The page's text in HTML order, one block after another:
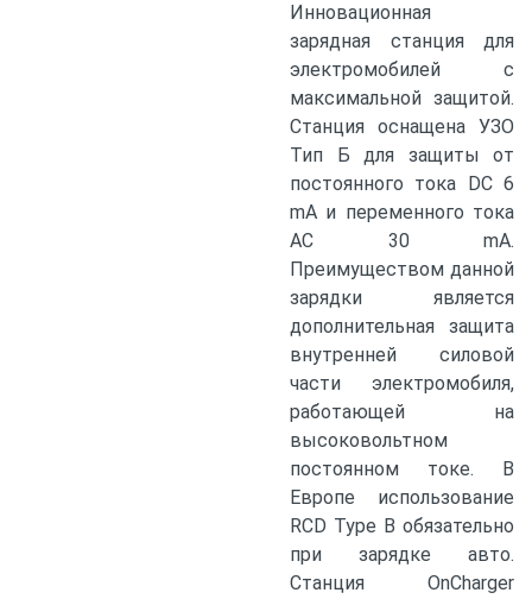
Инновационная
зарядная станция для
электромобилей с
максимальной защитой.
Станция оснащена УЗО
Тип Б для защиты от
постоянного тока DC 6
mA и переменного тока
AC 30 mA.
Преимуществом данной
зарядки является
дополнительная защита
внутренней силовой
части электромобиля,
работающей на
высоковольтном
постоянном токе. В
Европе использование
RCD Type B обязательно
при зарядке авто.
Станция OnCharger